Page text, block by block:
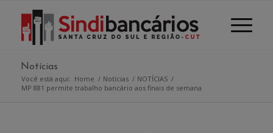
Notícias
Você está aqui: Home / Notícias / NOTÍCIAS /
MP 881 permite trabalho bancário aos finais de semana